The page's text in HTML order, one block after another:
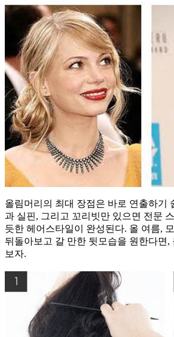
올림머리의 최대 장점은 바로 연출하기
과 실핀, 그리고 꼬리빗만 있으면 전문
듯한 헤어스타일이 완성된다. 올 여름,
뒤돌아보고 갈 만한 뒷모습을 원한다면,
보자.